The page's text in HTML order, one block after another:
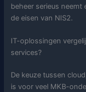
beheer serieus neemt
de eisen van NIS2.
IT-oplossingen
services?
De keuze tussen
is voor veel MKB-